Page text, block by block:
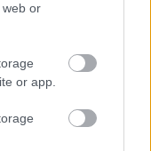
web or
or app.
Üzleti
című számuk
16 m
ahol egy